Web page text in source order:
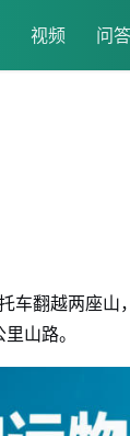
视频 问答
翻越两座山
山路。